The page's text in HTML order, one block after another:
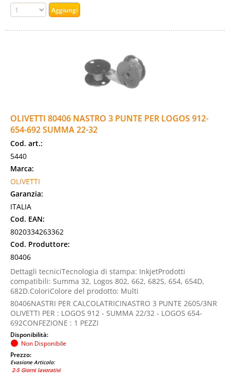
OLIVETTI 80406 NASTRO 3 PUNTE PER LOGOS 912-
654-692 SUMMA 22-32
Cod. art.:
5440
Marca:
OLIVETTI
Garanzia:
ITALIA
Cod. EAN:
8020334263362
Cod. Produttore:
80406
Dettagli tecniciTecnologia di stampa: InkjetProdotti
compatibili: Summa 32, Logos 802, 662, 682S, 654, 654D,
682D.ColoriColore del prodotto: Multi
80406NASTRI PER CALCOLATRICINASTRO 3 PUNTE 2605/3NR
OLIVETTI PER : LOGOS 912 - SUMMA 22/32 - LOGOS 654-
692CONFEZIONE : 1 PEZZI
Disponibilità:
Non Disponibile
Prezzo:
Evasione Articolo:
2-5 Giorni lavorativi